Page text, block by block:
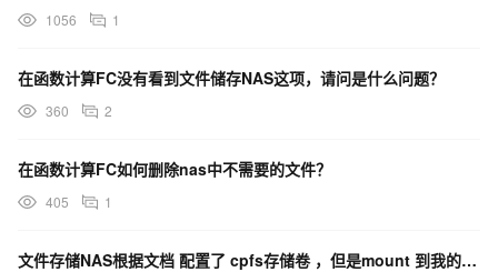
1056 1
在函数计算FC没有看到文件储存NAS这项，请问是什么问题？
360 2
在函数计算FC如何删除nas中不需要的文件？
405 1
文件存储NAS根据文档 配置了 cpfs存储卷 ，但是mount 到我的无状态服务时报错了？